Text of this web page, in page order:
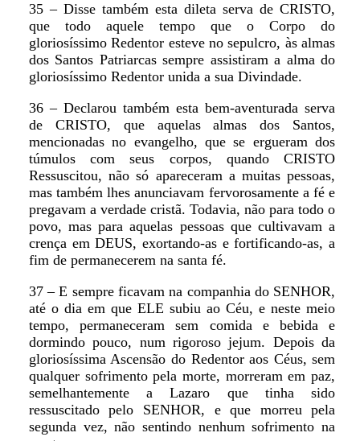
35 – Disse também esta dileta serva de CRISTO,
que todo aquele tempo que o Corpo do
gloriosíssimo Redentor esteve no sepulcro, às almas
dos Santos Patriarcas sempre assistiram a alma do
gloriosíssimo Redentor unida a sua Divindade.
36 – Declarou também esta bem-aventurada serva
de CRISTO, que aquelas almas dos Santos,
mencionadas no evangelho, que se ergueram dos
túmulos com seus corpos, quando CRISTO
Ressuscitou, não só apareceram a muitas pessoas,
mas também lhes anunciavam fervorosamente a fé e
pregavam a verdade cristã. Todavia, não para todo o
povo, mas para aquelas pessoas que cultivavam a
crença em DEUS, exortando-as e fortificando-as, a
fim de permanecerem na santa fé.
37 – E sempre ficavam na companhia do SENHOR,
até o dia em que ELE subiu ao Céu, e neste meio
tempo, permaneceram sem comida e bebida e
dormindo pouco, num rigoroso jejum. Depois da
gloriosíssima Ascensão do Redentor aos Céus, sem
qualquer sofrimento pela morte, morreram em paz,
semelhantemente a Lazaro que tinha sido
ressuscitado pelo SENHOR, e que morreu pela
segunda vez, não sentindo nenhum sofrimento na